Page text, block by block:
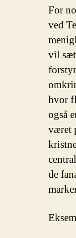
For
ved
vil
hvor
også
været
de